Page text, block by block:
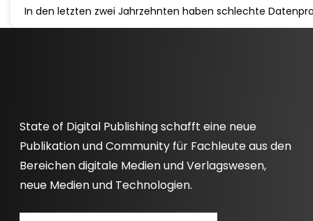
In den letzten zwei Jahrzehnten haben schlechte
State of Digital Publishing schafft eine neue
Publikation und Community für Fachleute aus den
Bereichen digitale Medien und Verlagswesen,
neue Medien und Technologien.